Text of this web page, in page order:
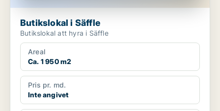
Butikslokal i Säffle
Butikslokal att hyra i Säffle
Areal
Ca. 1 950 m2
Pris pr. md.
Inte angivet